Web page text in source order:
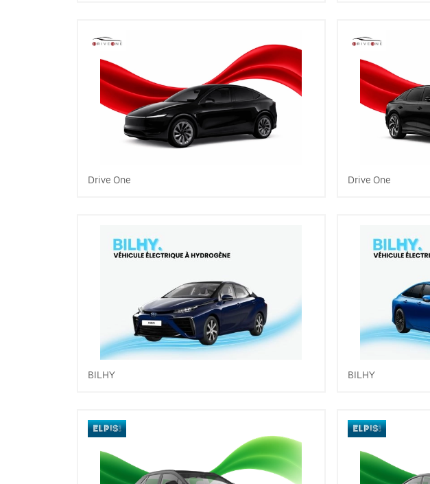
Drive One Drive One
BILHY BILHY